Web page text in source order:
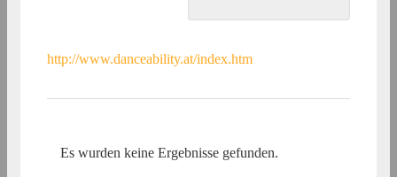
http://www.danceability.at/index.htm
Es wurden keine Ergebnisse gefunden.